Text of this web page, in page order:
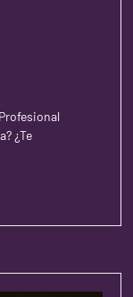
¿Te